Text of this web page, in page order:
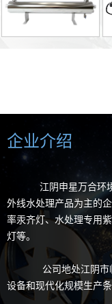
企业介绍
江阴申星万合环
外线水处理产品为主的
率汞齐灯、水处理专用
灯等。
公司地处江阴市
设备和现代化规模生产